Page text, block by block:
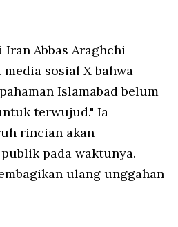
Abbas Araghchi
sosial X bahwa
Islamabad belum
terwujud." Ia
rincian akan
pada waktunya.
ulang unggahan